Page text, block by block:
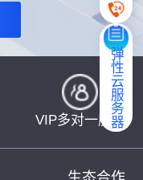
弹性云服务器
VIP多对一服务